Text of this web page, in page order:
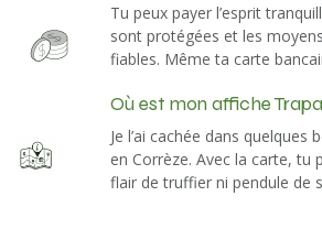
Tu peux payer l’esprit
sont protégées et les
fiables. Même ta carte
Où est mon affiche
Je l’ai cachée dans quelques
en Corrèze. Avec la carte, tu
flair de truffier ni pendule de